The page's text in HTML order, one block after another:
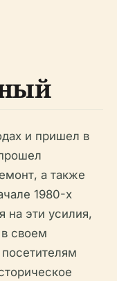
и пришел в
а также
1980-х
на эти усилия,
своем